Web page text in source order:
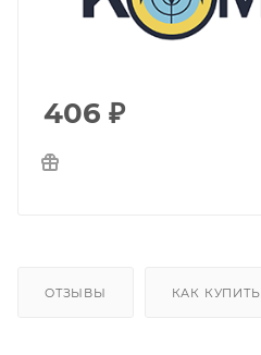
406 ₽
ОТЗЫВЫ КАК КУПИТЬ